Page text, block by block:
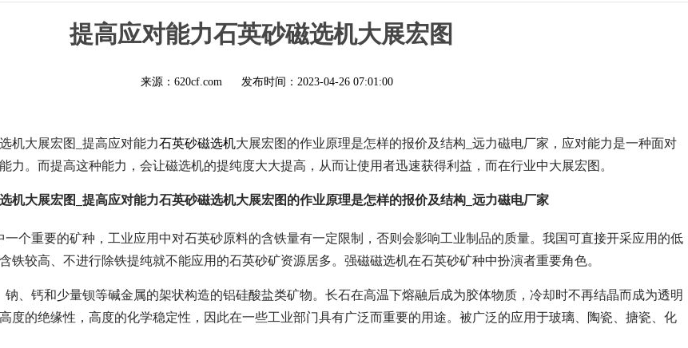
提高应对能力石英砂磁选机大展宏图
来源：620cf.com 发布时间： 2023-04-26 07:01:00
机大展宏图_提高应对能力石英砂磁选机大展宏图的作业原理是怎样的报价及结构_远力磁电厂家， 应对能力是一种面对
力。而提高这种能力，会让磁选机的提纯度大大提高，从而让使用者迅速获得利益，而在行业中大展宏图。
机大展宏图_提高应对能力石英砂磁选机大展宏图的作业原理是怎样的报价及结构_远力磁电厂家
一个重要的矿种，工业应用中对石英砂原料的含铁量有一定限制，否则会影响工业制品的质量。我国可直接开采应用的低
铁较高、不进行除铁提纯就不能应用的石英砂矿资源居多。强磁磁选机在石英砂矿种中扮演者重要角色。
钠、钙和少量钡等碱金属的架状构造的铝硅酸盐类矿物。长石在高温下熔融后成为胶体物质，冷却时不再结晶而成为透明
度的绝缘性，高度的化学稳定性，因此在一些工业部门具有广泛而重要的用途。被广泛的应用于玻璃、陶瓷、搪瓷、化